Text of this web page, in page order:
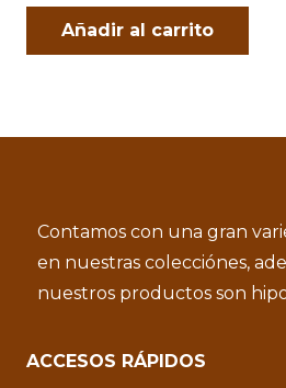
Añadir al carrito
Contamos con una gran
en nuestras colecciónes,
nuestros productos son
ACCESOS RÁPIDOS